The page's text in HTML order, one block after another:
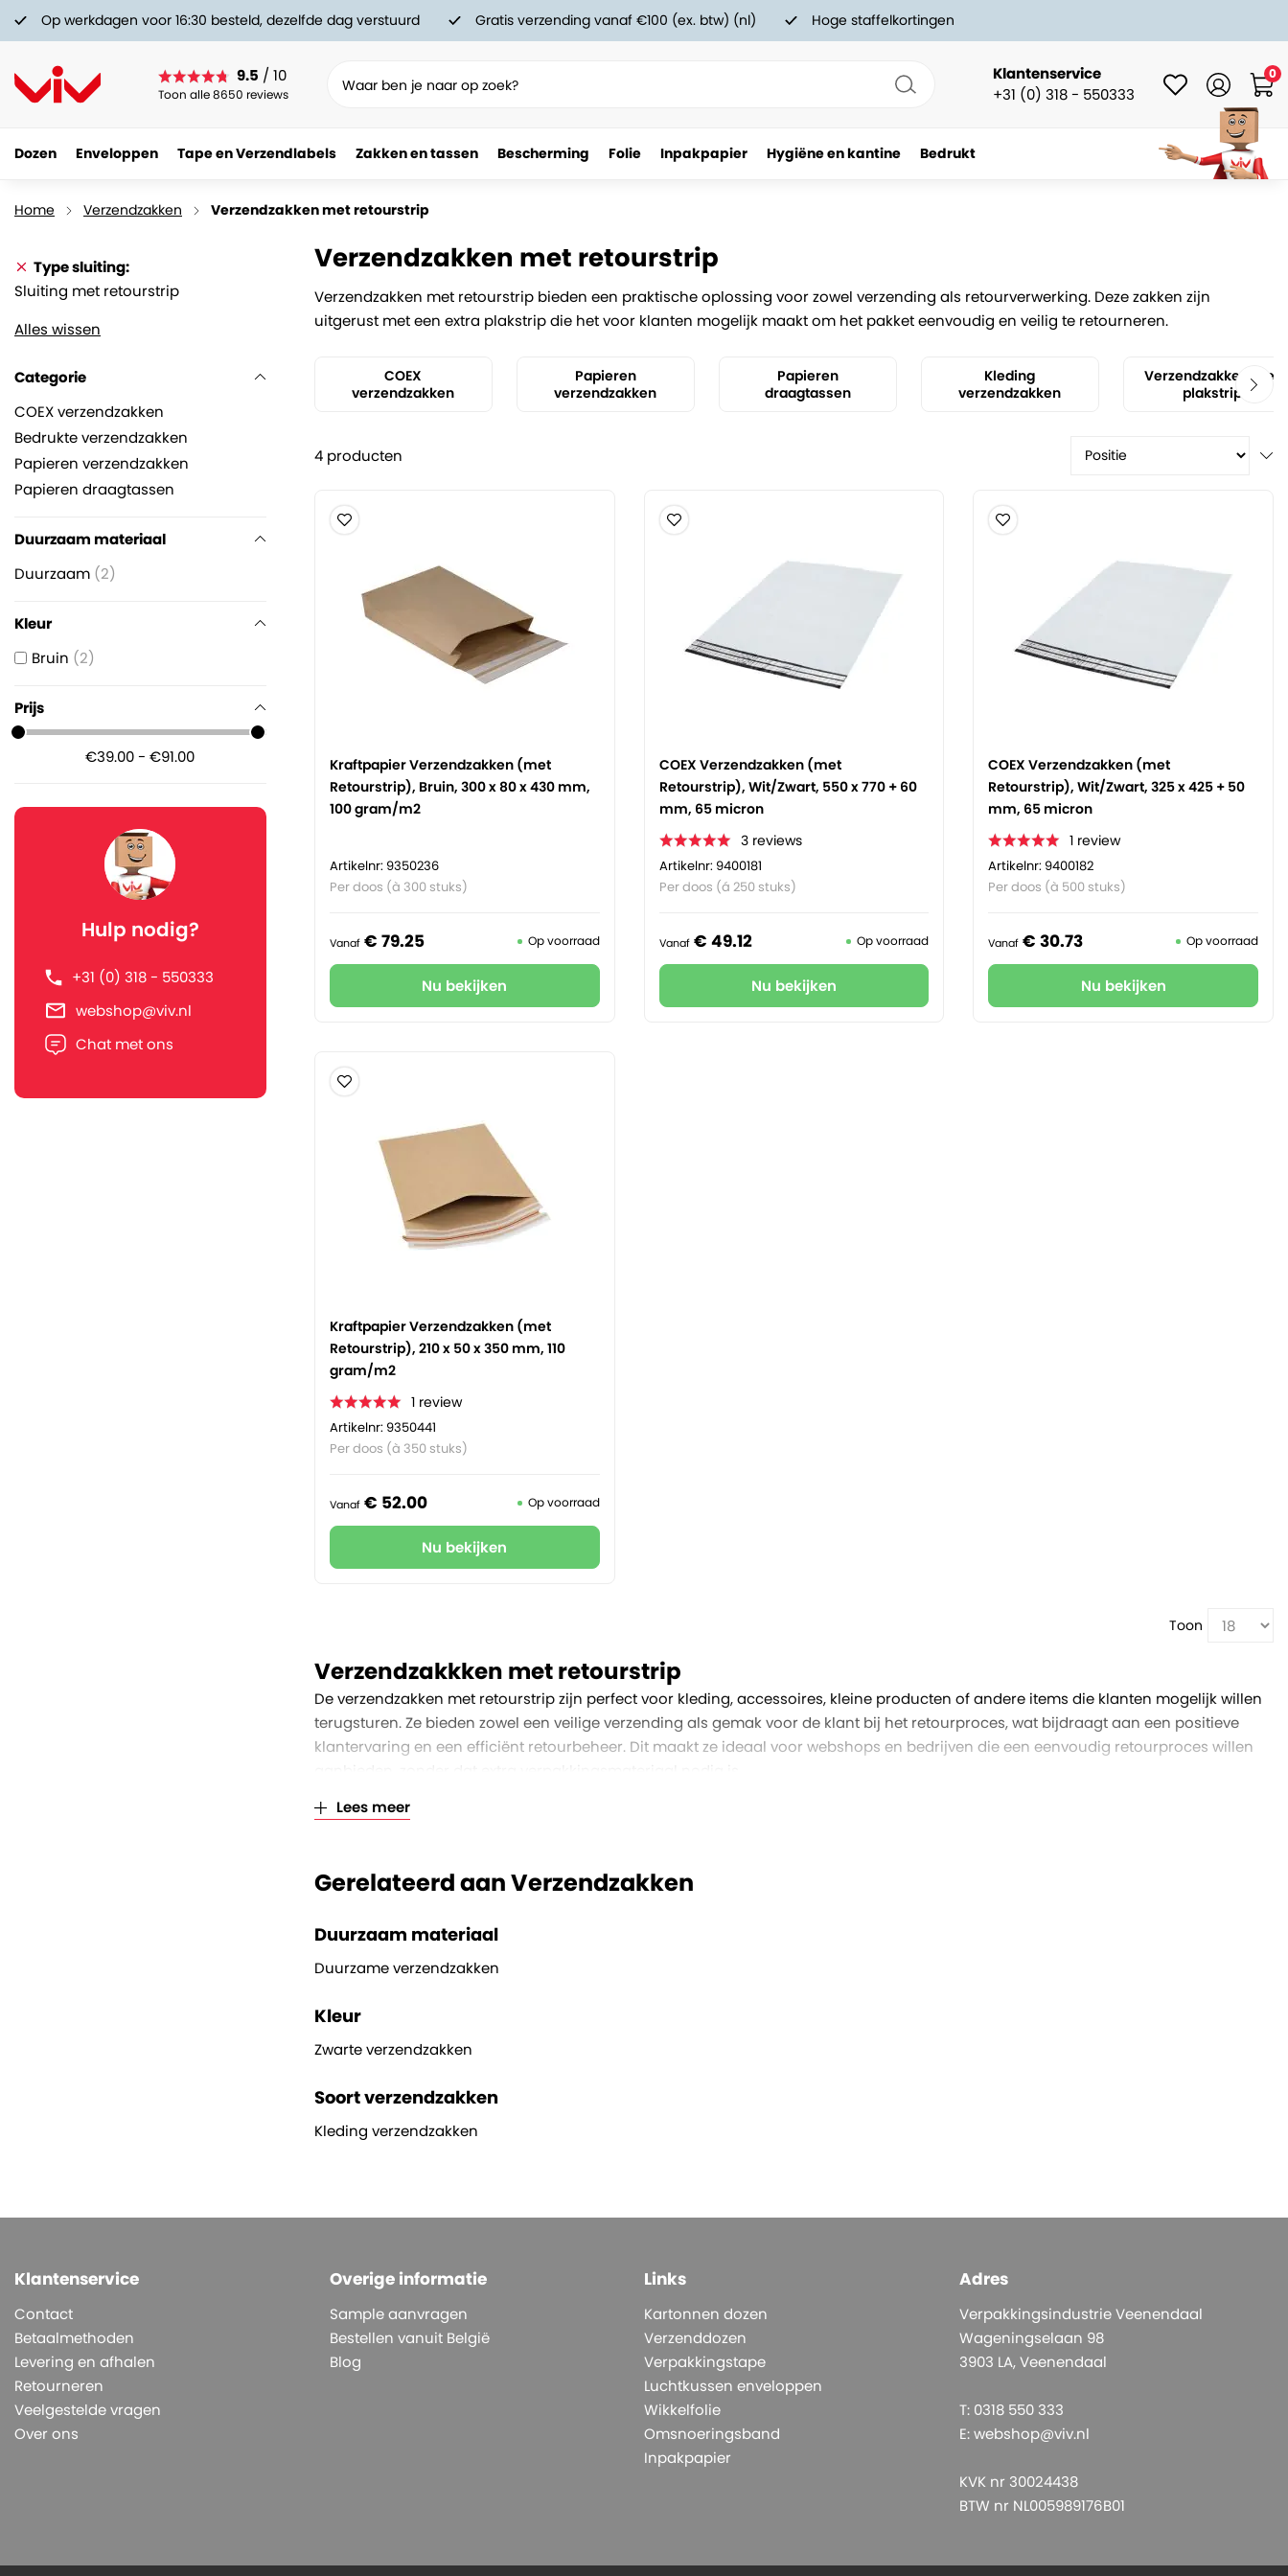
Op werkdagen voor 16:30 besteld, dezelfde dag verstuurd Gratis verzending vanaf €100 (ex. btw) (nl) Hoge staffelkortingen
Klantenservice
+31 (0) 318 - 550333
9.5 / 10
Toon alle 8650 reviews
0
Dozen Enveloppen Tape en Verzendlabels Zakken en tassen Bescherming Folie Inpakpapier Hygiëne en kantine Bedrukt
Home Verzendzakken Verzendzakken met retourstrip
Type sluiting
Sluiting met retourstrip
Alles wissen
Categorie
COEX verzendzakken
Bedrukte verzendzakken
Papieren verzendzakken
Papieren draagtassen
Duurzaam materiaal
Duurzaam 2
Kleur
Bruin
2
Prijs
€39.00 - €91.00
Hulp nodig?
+31 (0) 318 - 550333
webshop@viv.nl
Chat met ons
Verzendzakken met retourstrip
Verzendzakken met retourstrip bieden een praktische oplossing voor zowel verzending als retourverwerking. Deze zakken zijn
uitgerust met een extra plakstrip die het voor klanten mogelijk maakt om het pakket eenvoudig en veilig te retourneren.
COEX
verzendzakken
Papieren
verzendzakken
Papieren
draagtassen
Kleding
verzendzakken
Verzendzakken met
plakstrip
4producten
Kraftpapier Verzendzakken (met
Retourstrip), Bruin, 300 x 80 x 430 mm,
100 gram/m2
Artikelnr: 9350236
Per doos (à 300 stuks)
Vanaf € 79.25 Op voorraad
Nu bekijken
COEX Verzendzakken (met
Retourstrip), Wit/Zwart, 550 x 770 + 60
mm, 65 micron
3 reviews
Artikelnr: 9400181
Per doos (á 250 stuks)
Vanaf € 49.12 Op voorraad
Nu bekijken
COEX Verzendzakken (met
Retourstrip), Wit/Zwart, 325 x 425 + 50
mm, 65 micron
1 review
Artikelnr: 9400182
Per doos (à 500 stuks)
Vanaf € 30.73 Op voorraad
Nu bekijken
Kraftpapier Verzendzakken (met
Retourstrip), 210 x 50 x 350 mm, 110
gram/m2
1 review
Artikelnr: 9350441
Per doos (à 350 stuks)
Vanaf € 52.00 Op voorraad
Nu bekijken
Toon
Verzendzakkken met retourstrip
De verzendzakken met retourstrip zijn perfect voor kleding, accessoires, kleine producten of andere items die klanten mogelijk willen
terugsturen. Ze bieden zowel een veilige verzending als gemak voor de klant bij het retourproces, wat bijdraagt aan een positieve
klantervaring en een efficiënt retourbeheer. Dit maakt ze ideaal voor webshops en bedrijven die een eenvoudig retourproces willen
Lees meer
Gerelateerd aan Verzendzakken
Duurzaam materiaal
Duurzame verzendzakken
Kleur
Zwarte verzendzakken
Soort verzendzakken
Kleding verzendzakken
Klantenservice
Contact
Betaalmethoden
Levering en afhalen
Retourneren
Veelgestelde vragen
Over ons
Overige informatie
Sample aanvragen
Bestellen vanuit België
Blog
Links
Kartonnen dozen
Verzenddozen
Verpakkingstape
Luchtkussen enveloppen
Wikkelfolie
Omsnoeringsband
Inpakpapier
Adres
Verpakkingsindustrie Veenendaal
Wageningselaan 98
3903 LA, Veenendaal
T: 0318 550 333
E:webshop@viv.nl
KVK nr 30024438
BTW nr NL005989176B01